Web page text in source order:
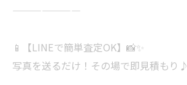
———————
📱【LINEで簡単査定OK】📸✨
写真を送るだけ！その場で即見積もり♪